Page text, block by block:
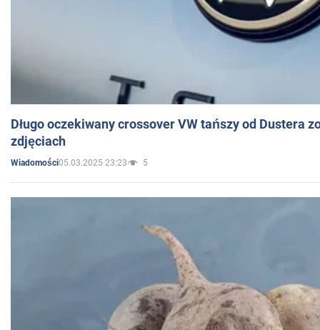
Długo oczekiwany crossover VW tańszy od Dustera
zdjęciach
Wiadomości05.03.2025 23:23 5